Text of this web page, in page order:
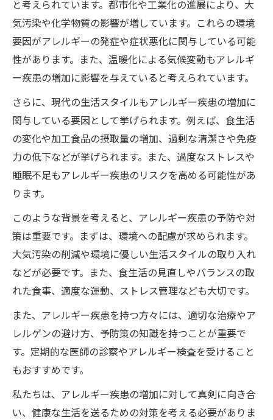
と考えられています。都市化や工業化の進展により、大
気汚染や化学物質の影響が増しています。これらの環境
要因がアレルギーの発症や症状悪化に関与している可能
性があります。また、温暖化による気候変動もアレルギ
ー疾患の増加に影響を与えていると考えられています。
さらに、現代の生活スタイルもアレルギー疾患の増加に
関与している要因として挙げられます。例えば、食生活
の変化や加工食品の摂取量の増加、過剰な清潔さや免疫
力の低下などが挙げられます。また、過度なストレスや
睡眠不足もアレルギー疾患のリスクを高める可能性があ
ります。
このような背景を考えると、アレルギー疾患の予防や対
策は重要です。まずは、環境への配慮が求められます。
大気汚染の削減や環境に優しい生活スタイルの取り入れ
などが必要です。また、食生活の見直しやバランスの取
れた食事、適度な運動、ストレス管理なども大切です。
また、アレルギー疾患を持つ方々には、適切な治療やア
レルゲンの避け方、予防策の知識を持つことが重要で
す。定期的な医師の診察やアレルギー検査を受けること
もおすすめです。
私たちは、アレルギー疾患の増加に対して真剣に向き合
い、健康な生活を送るための対策を考える必要がありま